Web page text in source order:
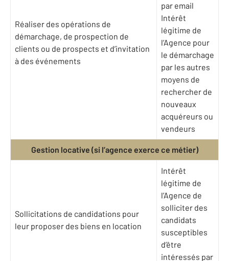
Réaliser des opérations de
démarchage, de prospection de
clients ou de prospects et d’invitation
à des événements
par email
Intérêt
légitime de
l’Agence pour
le démarchage
par les autres
moyens de
rechercher de
nouveaux
acquéreurs ou
vendeurs
Gestion locative (si l’agence exerce ce métier)
Sollicitations de candidations pour
leur proposer des biens en location
Intérêt
légitime de
l’Agence de
solliciter des
candidats
susceptibles
d’être
intéressés par